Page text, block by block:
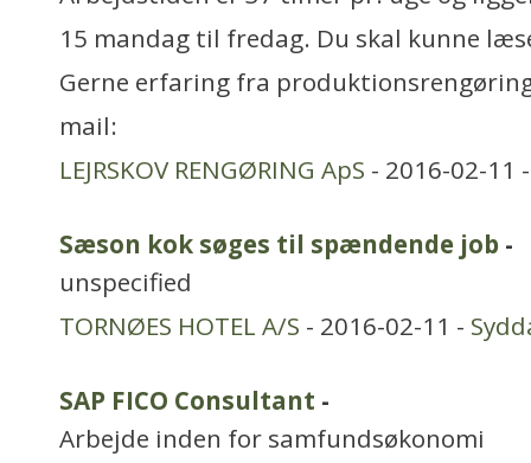
15 mandag til fredag. Du skal kunne
Gerne erfaring fra
mail:
LEJRSKOV RENGØRING ApS - 2016-02-11
Sæson kok søges til spændende job -
unspecified
TORNØES HOTEL A/S - 2016-02-11 -
SAP FICO Consultant -
Arbejde inden for samfundsøkonomi